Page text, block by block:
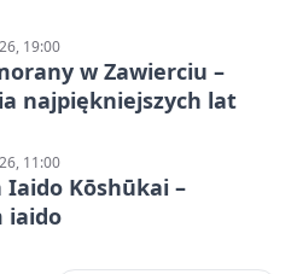
19:00
w Zawierciu –
najpiękniejszych lat
11:00
Iaido Kōshūkai –
iaido